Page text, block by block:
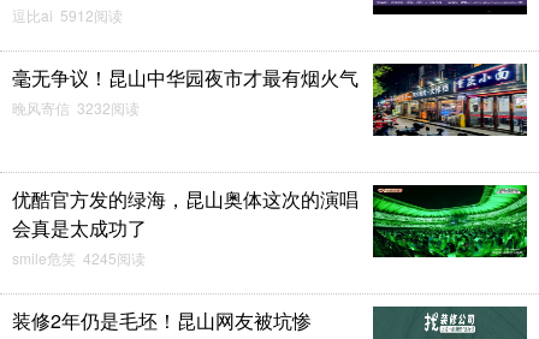
逗比ai 5912阅读
毫无争议！昆山中华园夜市才最有烟火气
晚风寄信 3232阅读
优酷官方发的绿海，昆山奥体这次的演唱
会真是太成功了
smile危笑 4245阅读
装修2年仍是毛坯！昆山网友被坑惨